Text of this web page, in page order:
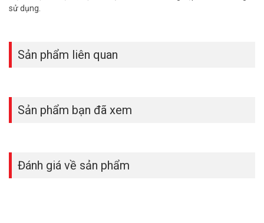
– Facebook:
sử dụng.
Sản phẩm liên quan
Sản phẩm bạn đã xem
Đánh giá về sản phẩm